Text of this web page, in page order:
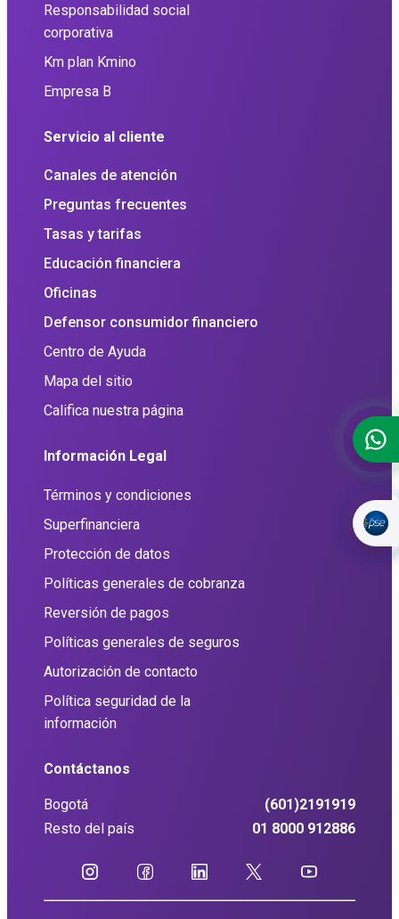
Responsabilidad social
corporativa
Km plan Kmino
Empresa B
Servicio al cliente
Canales de atención
Preguntas frecuentes
Tasas y tarifas
Educación financiera
Oficinas
Defensor consumidor financiero
Centro de Ayuda
Mapa del sitio
Califica nuestra página
Información Legal
Términos y condiciones
Superfinanciera
Protección de datos
Políticas generales de cobranza
Reversión de pagos
Políticas generales de seguros
Autorización de contacto
Política seguridad de la
información
Contáctanos
Bogotá
(601)2191919
Resto del país
01 8000 912886